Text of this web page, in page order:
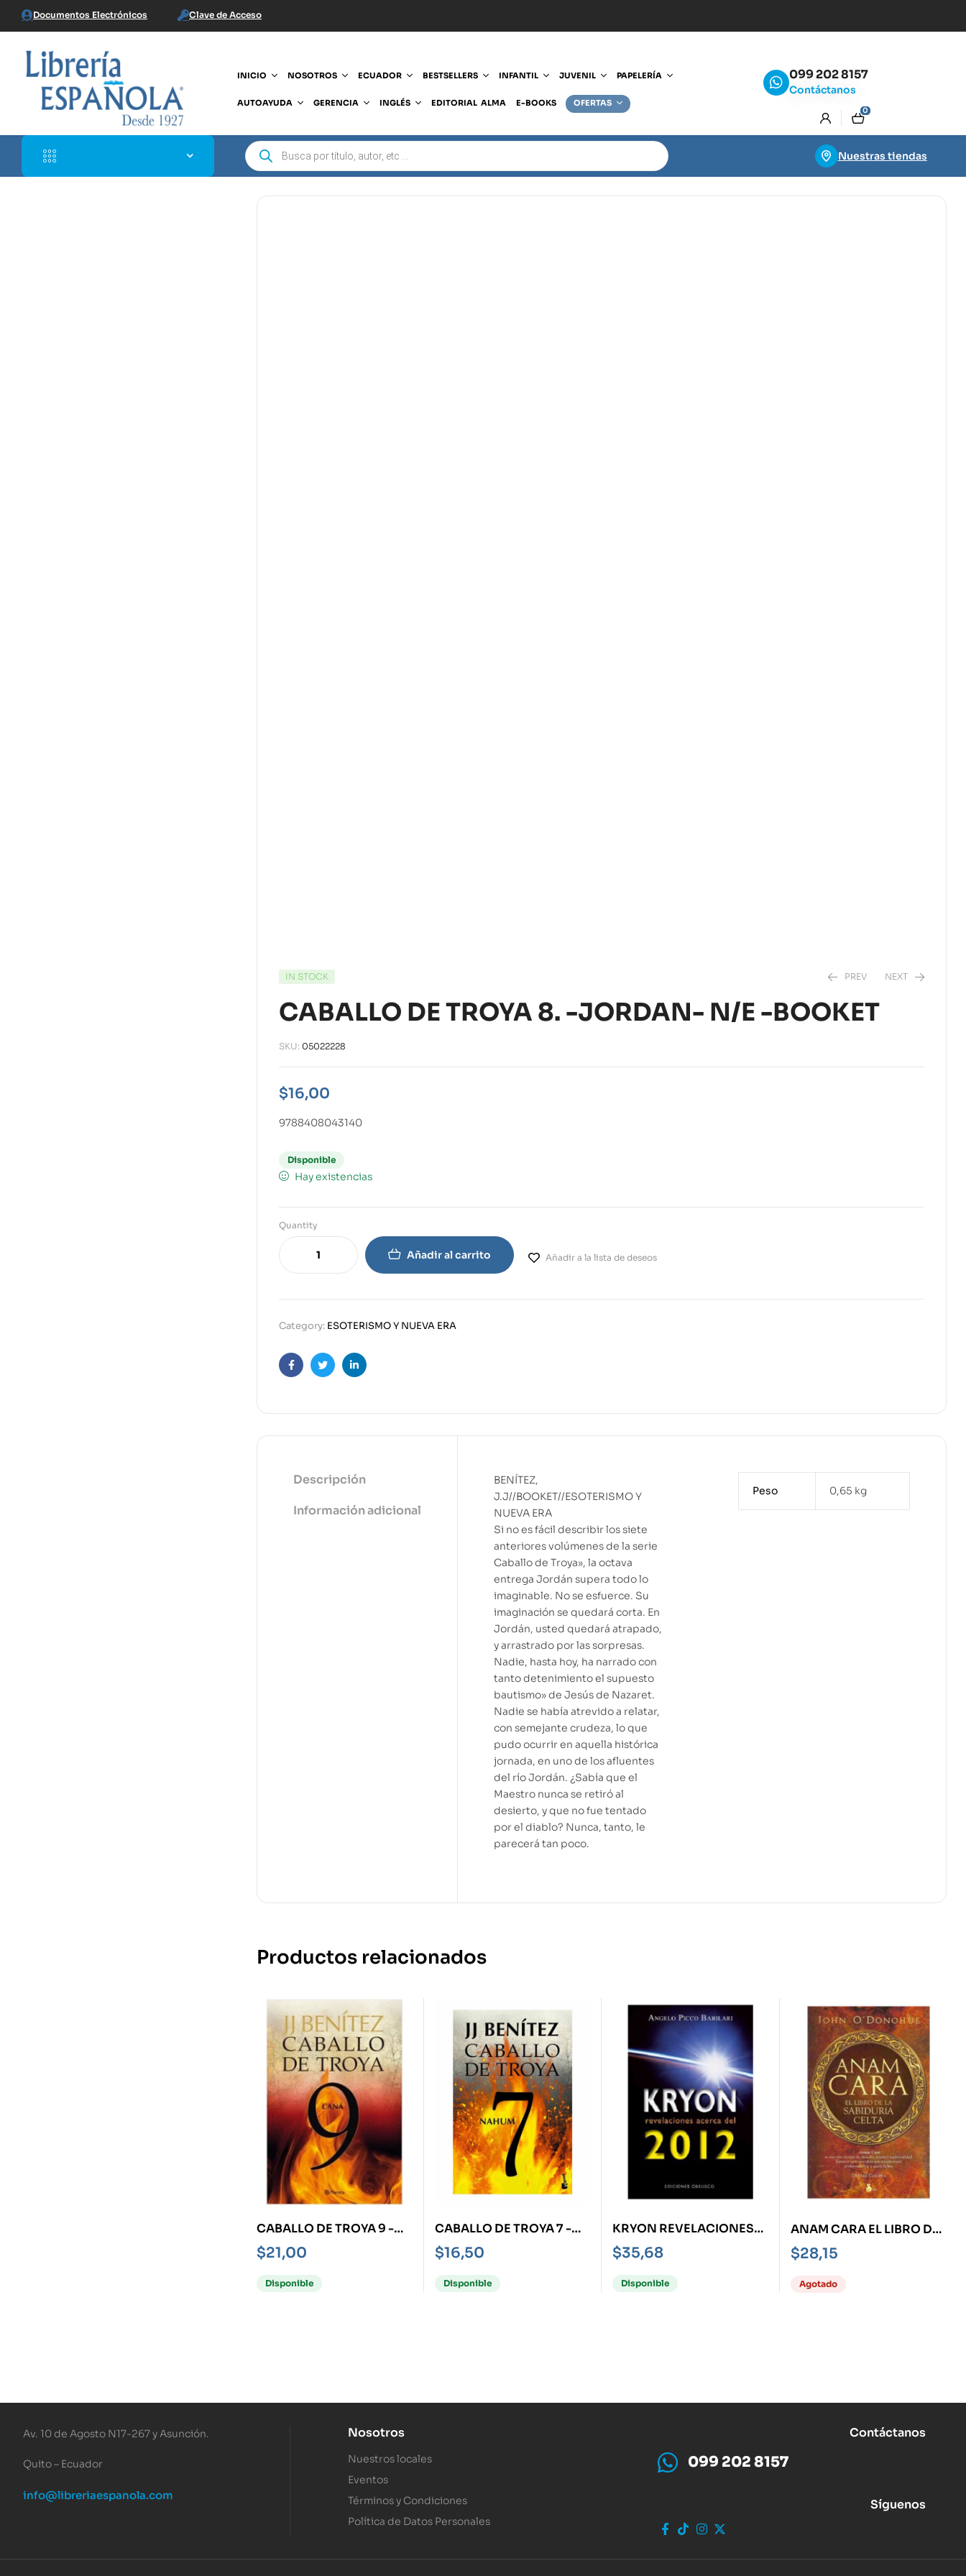
Documentos Electrónicos Clave de Acceso
INICIO NOSOTROS ECUADOR BESTSELLERS INFANTIL JUVENIL PAPELERÍA
AUTOAYUDA GERENCIA INGLÉS EDITORIAL ALMA E-BOOKS OFERTAS
099 202 8157
Contáctanos
0
Nuestras tiendas
IN STOCK PREV NEXT
CABALLO DE TROYA 8. -JORDAN- N/E -BOOKET
SKU: 05022228
$16,00
9788408043140
Disponible
Hay existencias
Quantity
Añadir al carrito Añadir a la lista de deseos
Category: ESOTERISMO Y NUEVA ERA
FacebookTwitterLinkedin
Descripción
Información adicional
BENÍTEZ,
J.J//BOOKET//ESOTERISMO Y
NUEVA ERA
Si no es fácil describir los siete
anteriores volúmenes de la serie
Caballo de Troya», la octava
entrega Jordán supera todo lo
imaginable. No se esfuerce. Su
imaginación se quedará corta. En
Jordán, usted quedará atrapado,
y arrastrado por las sorpresas.
Nadie, hasta hoy, ha narrado con
tanto detenimiento el supuesto
bautismo» de Jesús de Nazaret.
Nadie se había atrevido a relatar,
con semejante crudeza, lo que
pudo ocurrir en aquella histórica
jornada, en uno de los afluentes
del río Jordán. ¿Sabía que el
Maestro nunca se retiró al
desierto, y que no fue tentado
por el diablo? Nunca, tanto, le
parecerá tan poco.
Peso 0,65 kg
Productos relacionados
CABALLO DE TROYA 9 -
CANÁ-
$21,00
Disponible
CABALLO DE TROYA 7 -
NAHUM-
$16,50
Disponible
KRYON REVELACIONES
ACERCA DEL 2012
$35,68
Disponible
ANAM CARA EL LIBRO DE
LA SABIDURÍA CELTA
$28,15
Agotado
Av. 10 de Agosto N17-267 y Asunción.
Quito – Ecuador
info@libreriaespanola.com
Nosotros
Nuestros locales
Eventos
Términos y Condiciones
Política de Datos Personales
Contáctanos
099 202 8157
Síguenos